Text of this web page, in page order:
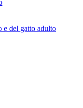
e del gatto adulto